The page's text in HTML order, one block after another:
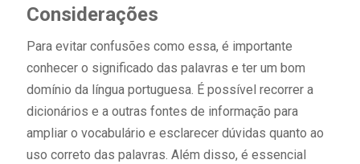
Considerações
Para evitar confusões como essa, é importante
conhecer o significado das palavras e ter um bom
domínio da língua portuguesa. É possível recorrer a
dicionários e a outras fontes de informação para
ampliar o vocabulário e esclarecer dúvidas quanto ao
uso correto das palavras. Além disso, é essencial